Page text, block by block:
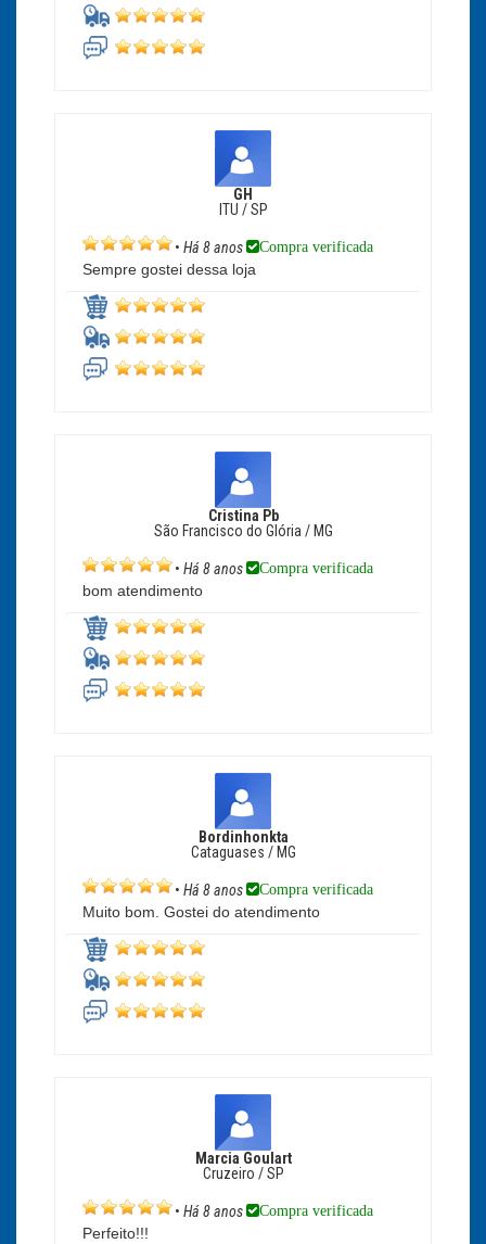
GH
ITU / SP
• Há 8 anos Compra verificada
Sempre gostei dessa loja
Cristina Pb
São Francisco do Glória / MG
• Há 8 anos Compra verificada
bom atendimento
Bordinhonkta
Cataguases / MG
• Há 8 anos Compra verificada
Muito bom. Gostei do atendimento
Marcia Goulart
Cruzeiro / SP
• Há 8 anos Compra verificada
Perfeito!!!